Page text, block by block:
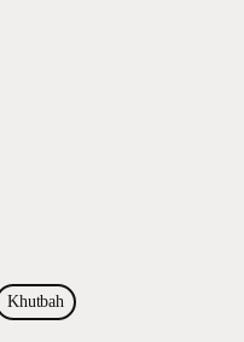
Khutbah